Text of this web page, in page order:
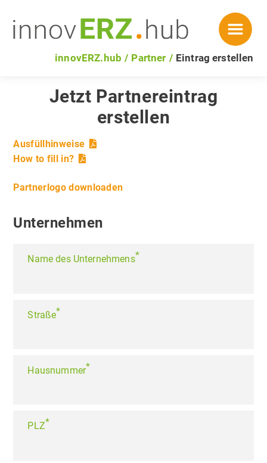
innovERZ.hub Partner Eintrag erstellen
Jetzt Partnereintrag
erstellen
Ausfüllhinweise
How to fill in?
Partnerlogo downloaden
Unternehmen
Name des Unternehmens*
Straße*
Hausnummer*
PLZ*